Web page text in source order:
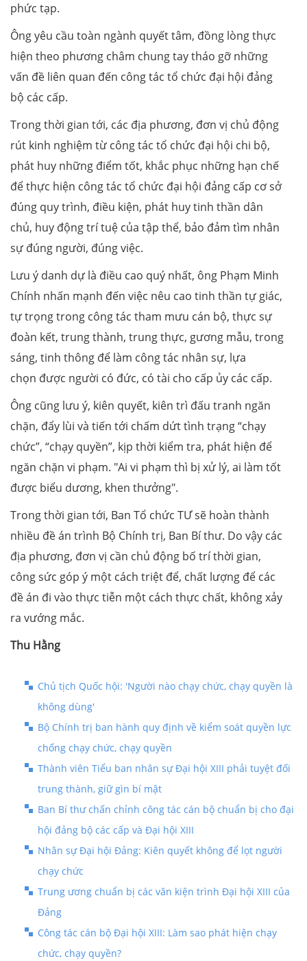
phức tạp.
Ông yêu cầu toàn ngành quyết tâm, đồng lòng thực
hiện theo phương châm chung tay tháo gỡ những
vấn đề liên quan đến công tác tổ chức đại hội đảng
bộ các cấp.
Trong thời gian tới, các địa phương, đơn vị chủ động
rút kinh nghiệm từ công tác tổ chức đại hội chi bộ,
phát huy những điểm tốt, khắc phục những hạn chế
để thực hiện công tác tổ chức đại hội đảng cấp cơ sở
đúng quy trình, điều kiện, phát huy tinh thần dân
chủ, huy động trí tuệ của tập thể, bảo đảm tìm nhân
sự đúng người, đúng việc.
Lưu ý danh dự là điều cao quý nhất, ông Phạm Minh
Chính nhấn mạnh đến việc nêu cao tinh thần tự giác,
tự trọng trong công tác tham mưu cán bộ, thực sự
đoàn kết, trung thành, trung thực, gương mẫu, trong
sáng, tinh thông để làm công tác nhân sự, lựa
chọn được người có đức, có tài cho cấp ủy các cấp.
Ông cũng lưu ý, kiên quyết, kiên trì đấu tranh ngăn
chặn, đẩy lùi và tiến tới chấm dứt tình trạng “chạy
chức”, “chạy quyền”, kịp thời kiểm tra, phát hiện để
ngăn chặn vi phạm. "Ai vi phạm thì bị xử lý, ai làm tốt
được biểu dương, khen thưởng".
Trong thời gian tới, Ban Tổ chức TƯ sẽ hoàn thành
nhiều đề án trình Bộ Chính trị, Ban Bí thư. Do vậy các
địa phương, đơn vị cần chủ động bố trí thời gian,
công sức góp ý một cách triệt để, chất lượng để các
đề án đi vào thực tiễn một cách thực chất, không xảy
ra vướng mắc.
Thu Hằng
Chủ tịch Quốc hội: 'Người nào chạy chức, chạy quyền là
không dùng'
Bộ Chính trị ban hành quy định về kiểm soát quyền lực
chống chạy chức, chạy quyền
Thành viên Tiểu ban nhân sự Đại hội XIII phải tuyệt đối
trung thành, giữ gìn bí mật
Ban Bí thư chấn chỉnh công tác cán bộ chuẩn bị cho đại
hội đảng bộ các cấp và Đại hội XIII
Nhân sự Đại hội Đảng: Kiên quyết không để lọt người
chạy chức
Trung ương chuẩn bị các văn kiện trình Đại hội XIII của
Đảng
Công tác cán bộ Đại hội XIII: Làm sao phát hiện chạy
chức, chạy quyền?